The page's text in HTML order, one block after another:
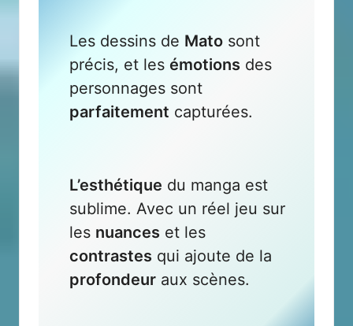
Les dessins de Mato sont
précis, et lesémotions des
personnages sont
parfaitement capturées.
L’esthétique du manga est
sublime. Avec un réel jeu sur
les nuances et les
contrastes qui ajoute de la
profondeur aux scènes.